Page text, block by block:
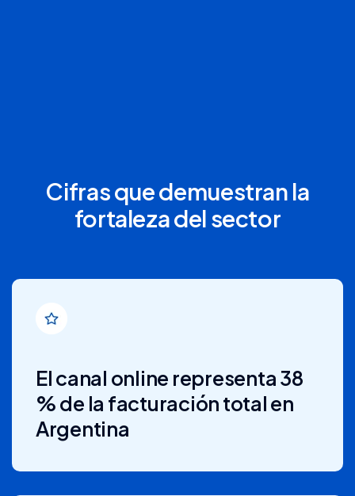
Cifras que demuestran la
fortaleza del sector
El canal online representa 38
% de la facturación total en
Argentina